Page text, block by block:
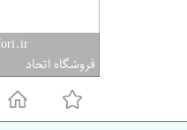
فروشگاه اتحاد